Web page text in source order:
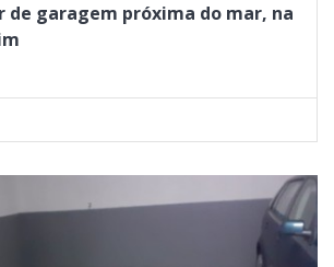
de garagem próxima do mar, na